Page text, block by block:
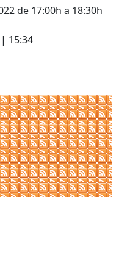
de 17:00h a 18:30h
15:34